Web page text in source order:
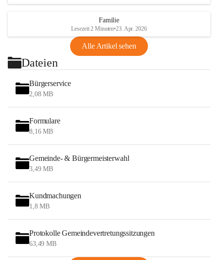
Familie
Lesezeit 2 Minuten•23. Apr. 2026
Alle Artikel sehen
Dateien
Bürgerservice
2,08 MB
Formulare
8,16 MB
Gemeinde- & Bürgermeisterwahl
3,49 MB
Kundmachungen
1,8 MB
Protokolle Gemeindevertretungssitzungen
63,49 MB